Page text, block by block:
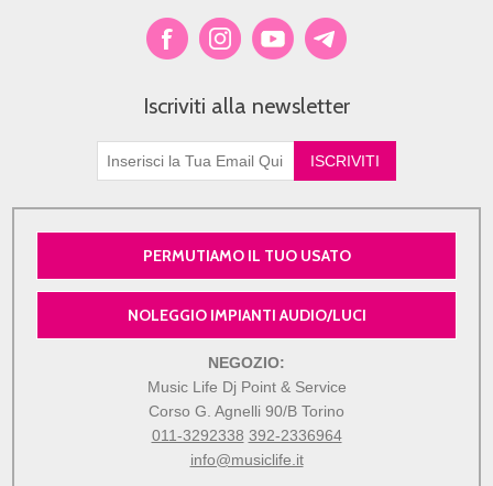
Iscriviti alla newsletter
PERMUTIAMO IL TUO USATO
NOLEGGIO IMPIANTI AUDIO/LUCI
NEGOZIO:
Music Life Dj Point & Service
Corso G. Agnelli 90/B Torino
011-3292338 392-2336964
info@musiclife.it